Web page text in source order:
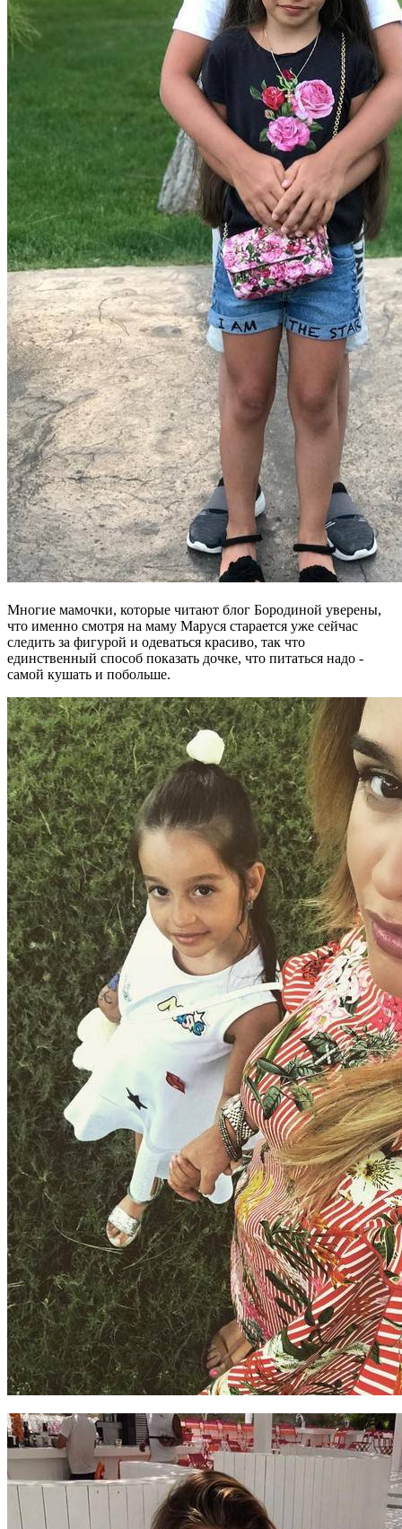
Многие мамочки, которые читают блог Бородиной уверены,
что именно смотря на маму Маруся старается уже сейчас
следить за фигурой и одеваться красиво, так что
единственный способ показать дочке, что питаться надо -
самой кушать и побольше.